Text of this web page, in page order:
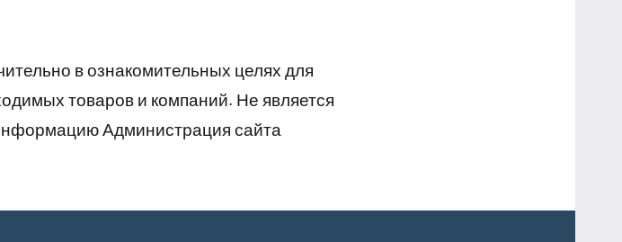
в ознакомительных целях для
товаров и компаний. Не является
Администрация сайта